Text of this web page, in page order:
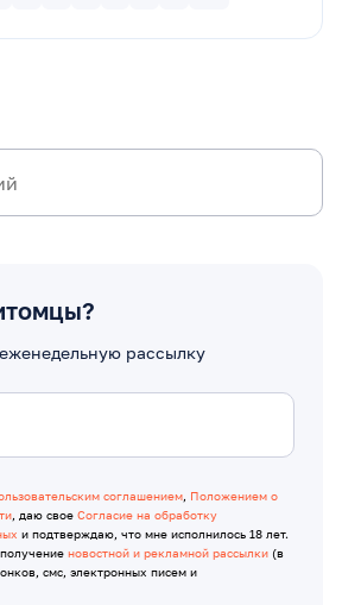
рассылку
соглашением, Положением о
, даю свое Согласие на обработку
и подтверждаю, что мне исполнилось 18 лет.
новостной и рекламной рассылки (в
смс, электронных писем и